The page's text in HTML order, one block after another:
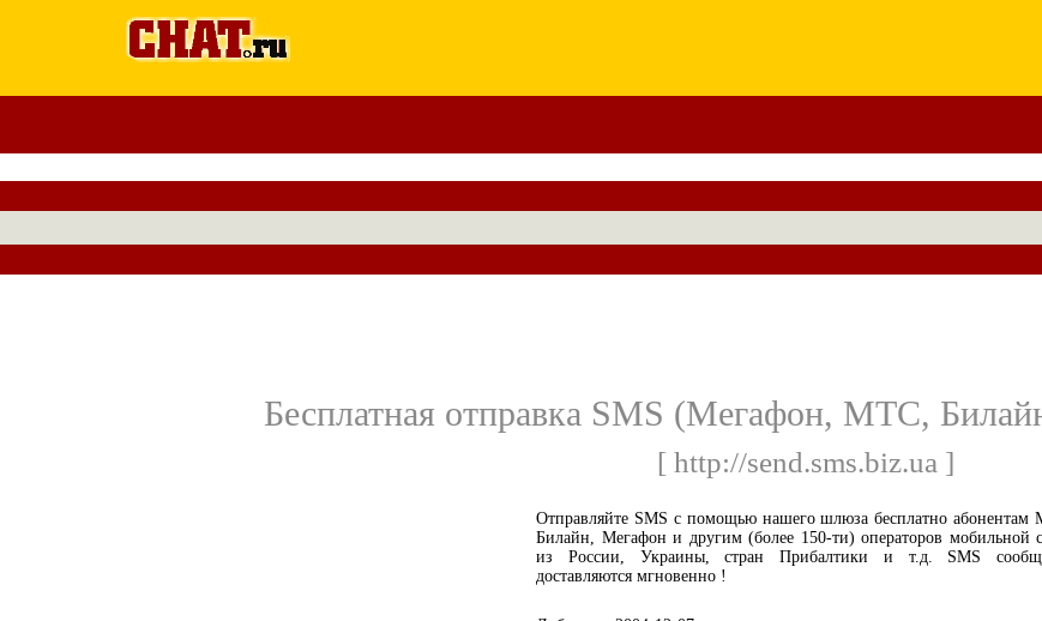
Бесплатная отправка SMS (Мегафон, МТС,
[ http://send.sms.biz.ua ]
Отправляйте SMS с помощью нашего шлюза бесплатно абонентам
Билайн, Мегафон и другим (более 150-ти) операторов мобильной
из России, Украины, стран Прибалтики и т.д. SMS
доставляются мгновенно !